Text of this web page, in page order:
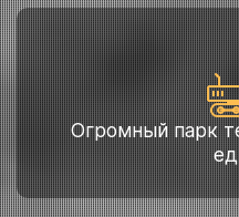
Огромный парк